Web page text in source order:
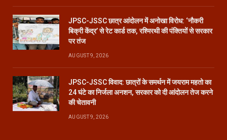
JPSC-JSSC छात्र आंदोलन में अनोखा विरोध: ‘नौकरी
बिक्री केंद्र’ से रेट कार्ड तक, रश्मिरथी की पंक्तियों से सरकार
पर तंज
AUGUST 9, 2026
JPSC-JSSC विवाद: छात्रों के समर्थन में जयराम महतो का
24 घंटे का निर्जला अनशन, सरकार को दी आंदोलन तेज करने
की चेतावनी
AUGUST 9, 2026